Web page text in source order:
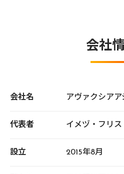
会社
会社名 アヴァクシア
代表者 イメヅ・フリス
設立 2015年8月